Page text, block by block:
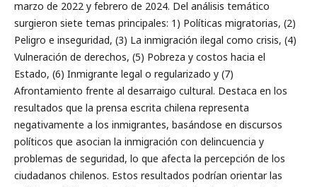
marzo de 2022 y febrero de 2024. Del análisis temático
surgieron siete temas principales: 1) Políticas migratorias, (2)
Peligro e inseguridad, (3) La inmigración ilegal como crisis, (4)
Vulneración de derechos, (5) Pobreza y costos hacia el
Estado, (6) Inmigrante legal o regularizado y (7)
Afrontamiento frente al desarraigo cultural. Destaca en los
resultados que la prensa escrita chilena representa
negativamente a los inmigrantes, basándose en discursos
políticos que asocian la inmigración con delincuencia y
problemas de seguridad, lo que afecta la percepción de los
ciudadanos chilenos. Estos resultados podrían orientar las